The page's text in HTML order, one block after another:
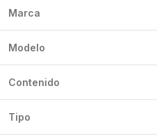
Marca
Modelo
Contenido
Tipo